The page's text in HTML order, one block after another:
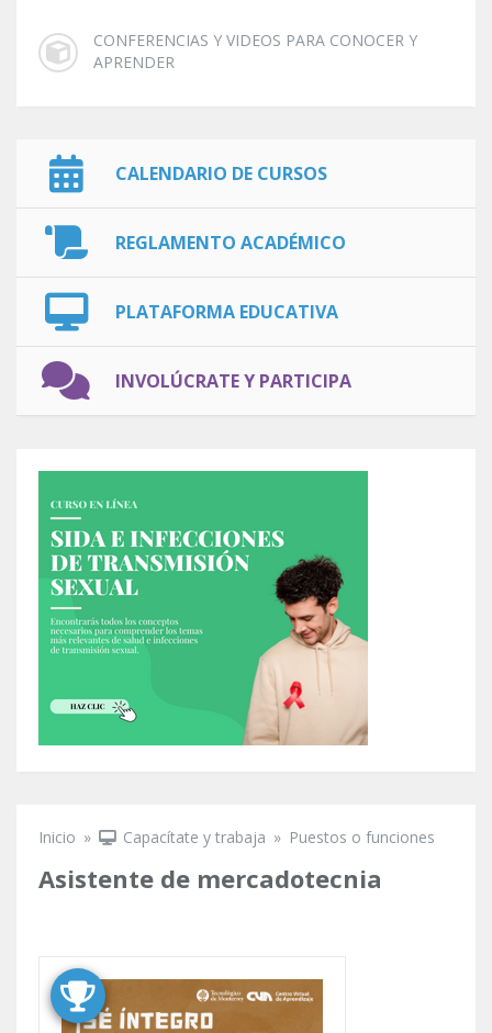
CONFERENCIAS Y VIDEOS PARA CONOCER Y
APRENDER
CALENDARIO DE CURSOS
REGLAMENTO ACADÉMICO
PLATAFORMA EDUCATIVA
INVOLÚCRATE Y PARTICIPA
Inicio » Capacítate y trabaja » Puestos o funciones
Asistente de mercadotecnia